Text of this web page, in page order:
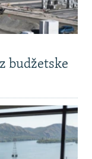
budžetske